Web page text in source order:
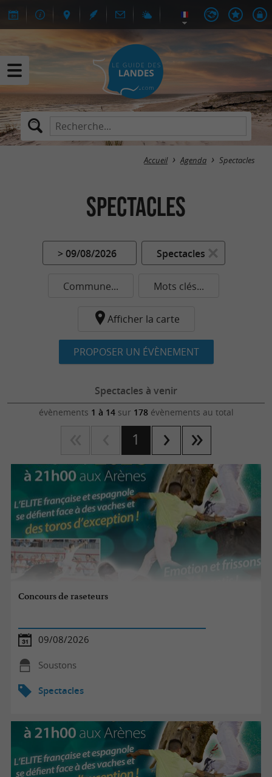
Accueil Agenda Spectacles
Spectacles
> 09/08/2026 Spectacles
Commune... Mots clés...
Afficher la carte
PROPOSER UN ÉVÈNEMENT
Spectacles à venir
évènements 1 à 14sur 178évènements au total
1
Concours de raseteurs
09/08/2026
Soustons
Spectacles